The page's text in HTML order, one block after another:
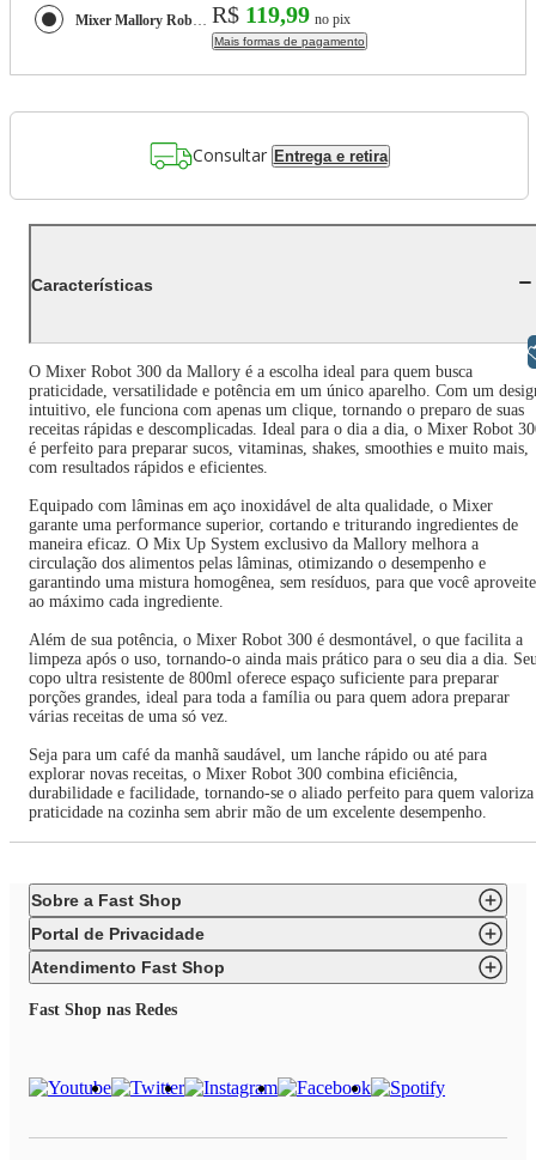
Mixer Mallory Robot 300 -- Potente, Lâminas de Aço Inox, Mix Up System, Copo 800ml, Desmontável e Fácil Limpeza R$ 119,99 no pix
Mais formas de pagamento
Consultar Entrega e retira
Características
O Mixer Robot 300 da Mallory é a escolha ideal para quem busca
praticidade, versatilidade e potência em um único aparelho. Com um
intuitivo, ele funciona com apenas um clique, tornando o preparo de suas
receitas rápidas e descomplicadas. Ideal para o dia a dia, o Mixer Robot
é perfeito para preparar sucos, vitaminas, shakes, smoothies e muito mais,
com resultados rápidos e eficientes.
Equipado com lâminas em aço inoxidável de alta qualidade, o Mixer
garante uma performance superior, cortando e triturando ingredientes de
maneira eficaz. O Mix Up System exclusivo da Mallory melhora a
circulação dos alimentos pelas lâminas, otimizando o desempenho e
garantindo uma mistura homogênea, sem resíduos, para que você aproveite
ao máximo cada ingrediente.
Além de sua potência, o Mixer Robot 300 é desmontável, o que facilita a
limpeza após o uso, tornando-o ainda mais prático para o seu dia a dia.
copo ultra resistente de 800ml oferece espaço suficiente para preparar
porções grandes, ideal para toda a família ou para quem adora preparar
várias receitas de uma só vez.
Seja para um café da manhã saudável, um lanche rápido ou até para
explorar novas receitas, o Mixer Robot 300 combina eficiência,
durabilidade e facilidade, tornando-se o aliado perfeito para quem valoriza
praticidade na cozinha sem abrir mão de um excelente desempenho.
Sobre a Fast Shop
Portal de Privacidade
Atendimento Fast Shop
Fast Shop nas Redes